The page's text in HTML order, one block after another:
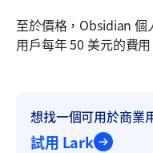
至於價格，Obsidian 個
用戶每年 50 美元的費用
想找一個可用於商業
試用 Lark